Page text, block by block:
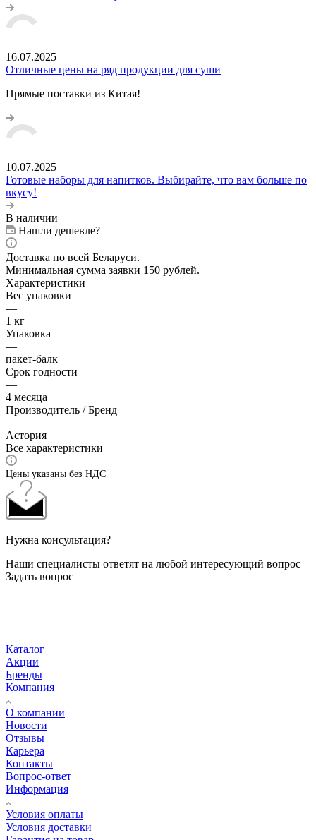
16.07.2025
Отличные цены на ряд продукции для суши
Прямые поставки из Китая!
10.07.2025
Готовые наборы для напитков. Выбирайте, что вам больше по
вкусу!
В наличии
Нашли дешевле?
Доставка по всей Беларуси.
Минимальная сумма заявки 150 рублей.
Характеристики
Вес упаковки
—
1 кг
Упаковка
—
пакет-балк
Срок годности
—
4 месяца
Производитель / Бренд
—
Астория
Все характеристики
Цены указаны без НДС
Нужна консультация?
Наши специалисты ответят на любой интересующий вопрос
Задать вопрос
Каталог
Акции
Бренды
Компания
О компании
Новости
Отзывы
Карьера
Контакты
Вопрос-ответ
Информация
Условия оплаты
Условия доставки